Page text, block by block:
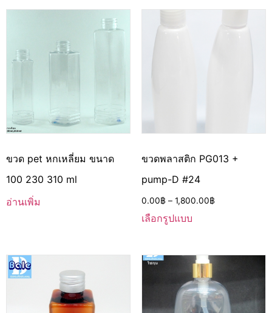
ขวด pet หกเหลี่ยม ขนาด
100 230 310 ml
อ่านเพิ่ม
ขวดพลาสติก PG013 +
pump-D #24
0.00฿ – 1,800.00฿
เลือกรูปแบบ